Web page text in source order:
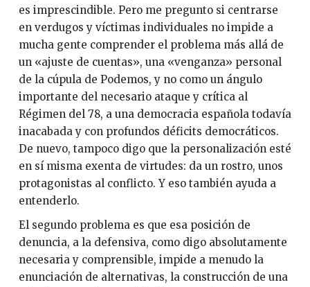
es imprescindible. Pero me pregunto si centrarse
en verdugos y víctimas individuales no impide a
mucha gente comprender el problema más allá de
un «ajuste de cuentas», una «venganza» personal
de la cúpula de Podemos, y no como un ángulo
importante del necesario ataque y crítica al
Régimen del 78, a una democracia española todavía
inacabada y con profundos déficits democráticos.
De nuevo, tampoco digo que la personalización esté
en sí misma exenta de virtudes: da un rostro, unos
protagonistas al conflicto. Y eso también ayuda a
entenderlo.
El segundo problema es que esa posición de
denuncia, a la defensiva, como digo absolutamente
necesaria y comprensible, impide a menudo la
enunciación de alternativas, la construcción de una